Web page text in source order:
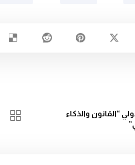
“القانون والذكاء